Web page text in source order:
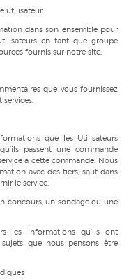
utilisateur
dans son ensemble pour
en tant que groupe
fournis sur notre site.
que vous fournissez
que les Utilisateurs
passent une commande
à cette commande. Nous
avec des tiers, sauf dans
le service.
concours, un sondage ou une
les informations qu’ils ont
que nous pensons être